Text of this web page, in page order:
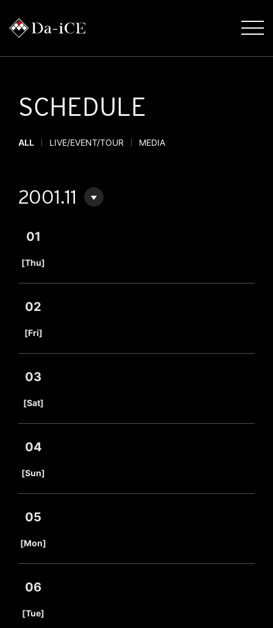
SCHEDULE
ALL LIVE/EVENT/TOUR MEDIA
2001.11
01
[Thu]
02
[Fri]
03
[Sat]
04
[Sun]
05
[Mon]
06
[Tue]